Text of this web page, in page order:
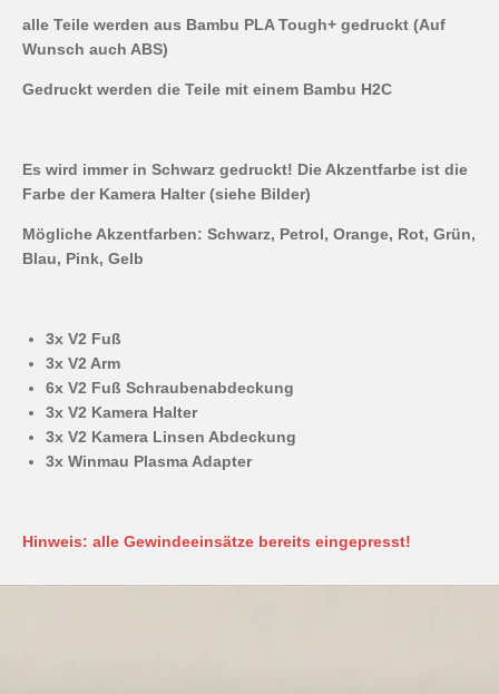
alle Teile werden aus Bambu PLA Tough+ gedruckt (Auf
Wunsch auch ABS)
Gedruckt werden die Teile mit einem Bambu H2C
Es wird immer in Schwarz gedruckt! Die Akzentfarbe ist die
Farbe der Kamera Halter (siehe Bilder)
Mögliche Akzentfarben: Schwarz, Petrol, Orange, Rot, Grün,
Blau, Pink, Gelb
3x V2 Fuß
3x V2 Arm
6x V2 Fuß Schraubenabdeckung
3x V2 Kamera Halter
3x V2 Kamera Linsen Abdeckung
3x Winmau Plasma Adapter
Hinweis: alle Gewindeeinsätze bereits eingepresst!